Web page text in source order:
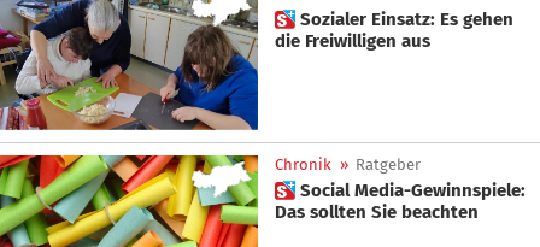
 Sozialer Einsatz: Es gehen
die Freiwilligen aus
Chronik » Ratgeber
 Social Media-Gewinnspiele:
Das sollten Sie beachten